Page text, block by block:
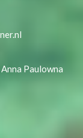
Paulowna